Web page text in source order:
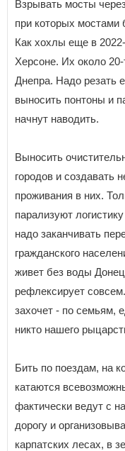
Взрывать мосты
при которых мостами
Как хохлы еще в
Херсоне. Их около
Днепра. Надо резать
выносить понтоны и
начнут наводить.
Выносить
городов и создавать
проживания в них.
парализуют
надо заканчивать
гражданского
живет без воды
рефлексирует
захочет - по семьям,
никто нашего
Бить по поездам, на
катаются
фактически ведут с
дорогу и
карпатских лесах, в